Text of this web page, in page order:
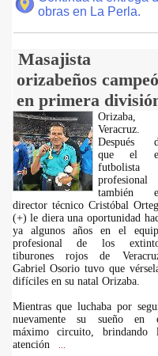
obras en La Perla.
Masajista
orizabeños
en primera
Orizaba,
Veracruz.
Después
que el
futbolista
profesional
también
director técnico Cristóbal
(+) le diera una oportunidad
ya algunos años en el
profesional de los
tiburones rojos de
Gabriel Osorio tuvo que
difíciles en su natal Orizaba.
Mientras que luchaba por
nuevamente su sueño en
máximo circuito, brindando
atención